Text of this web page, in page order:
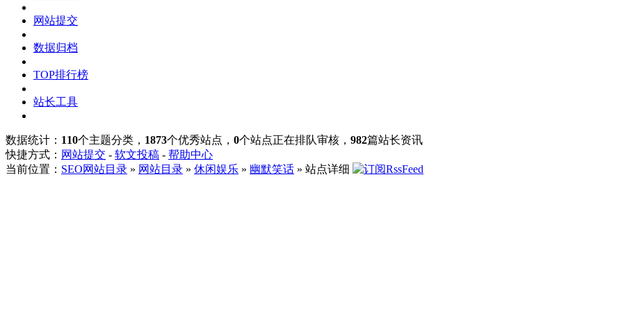
网站提交
数据归档
TOP排行榜
站长工具
数据统计： 110个主题分类， 1873个优秀站点， 0个站点正在排队审核， 982篇站长资讯
快捷方式： 网站提交 - 软文投稿 - 帮助中心
当前位置： SEO网站目录 » 网站目录 » 休闲娱乐 » 幽默笑话 » 站点详细